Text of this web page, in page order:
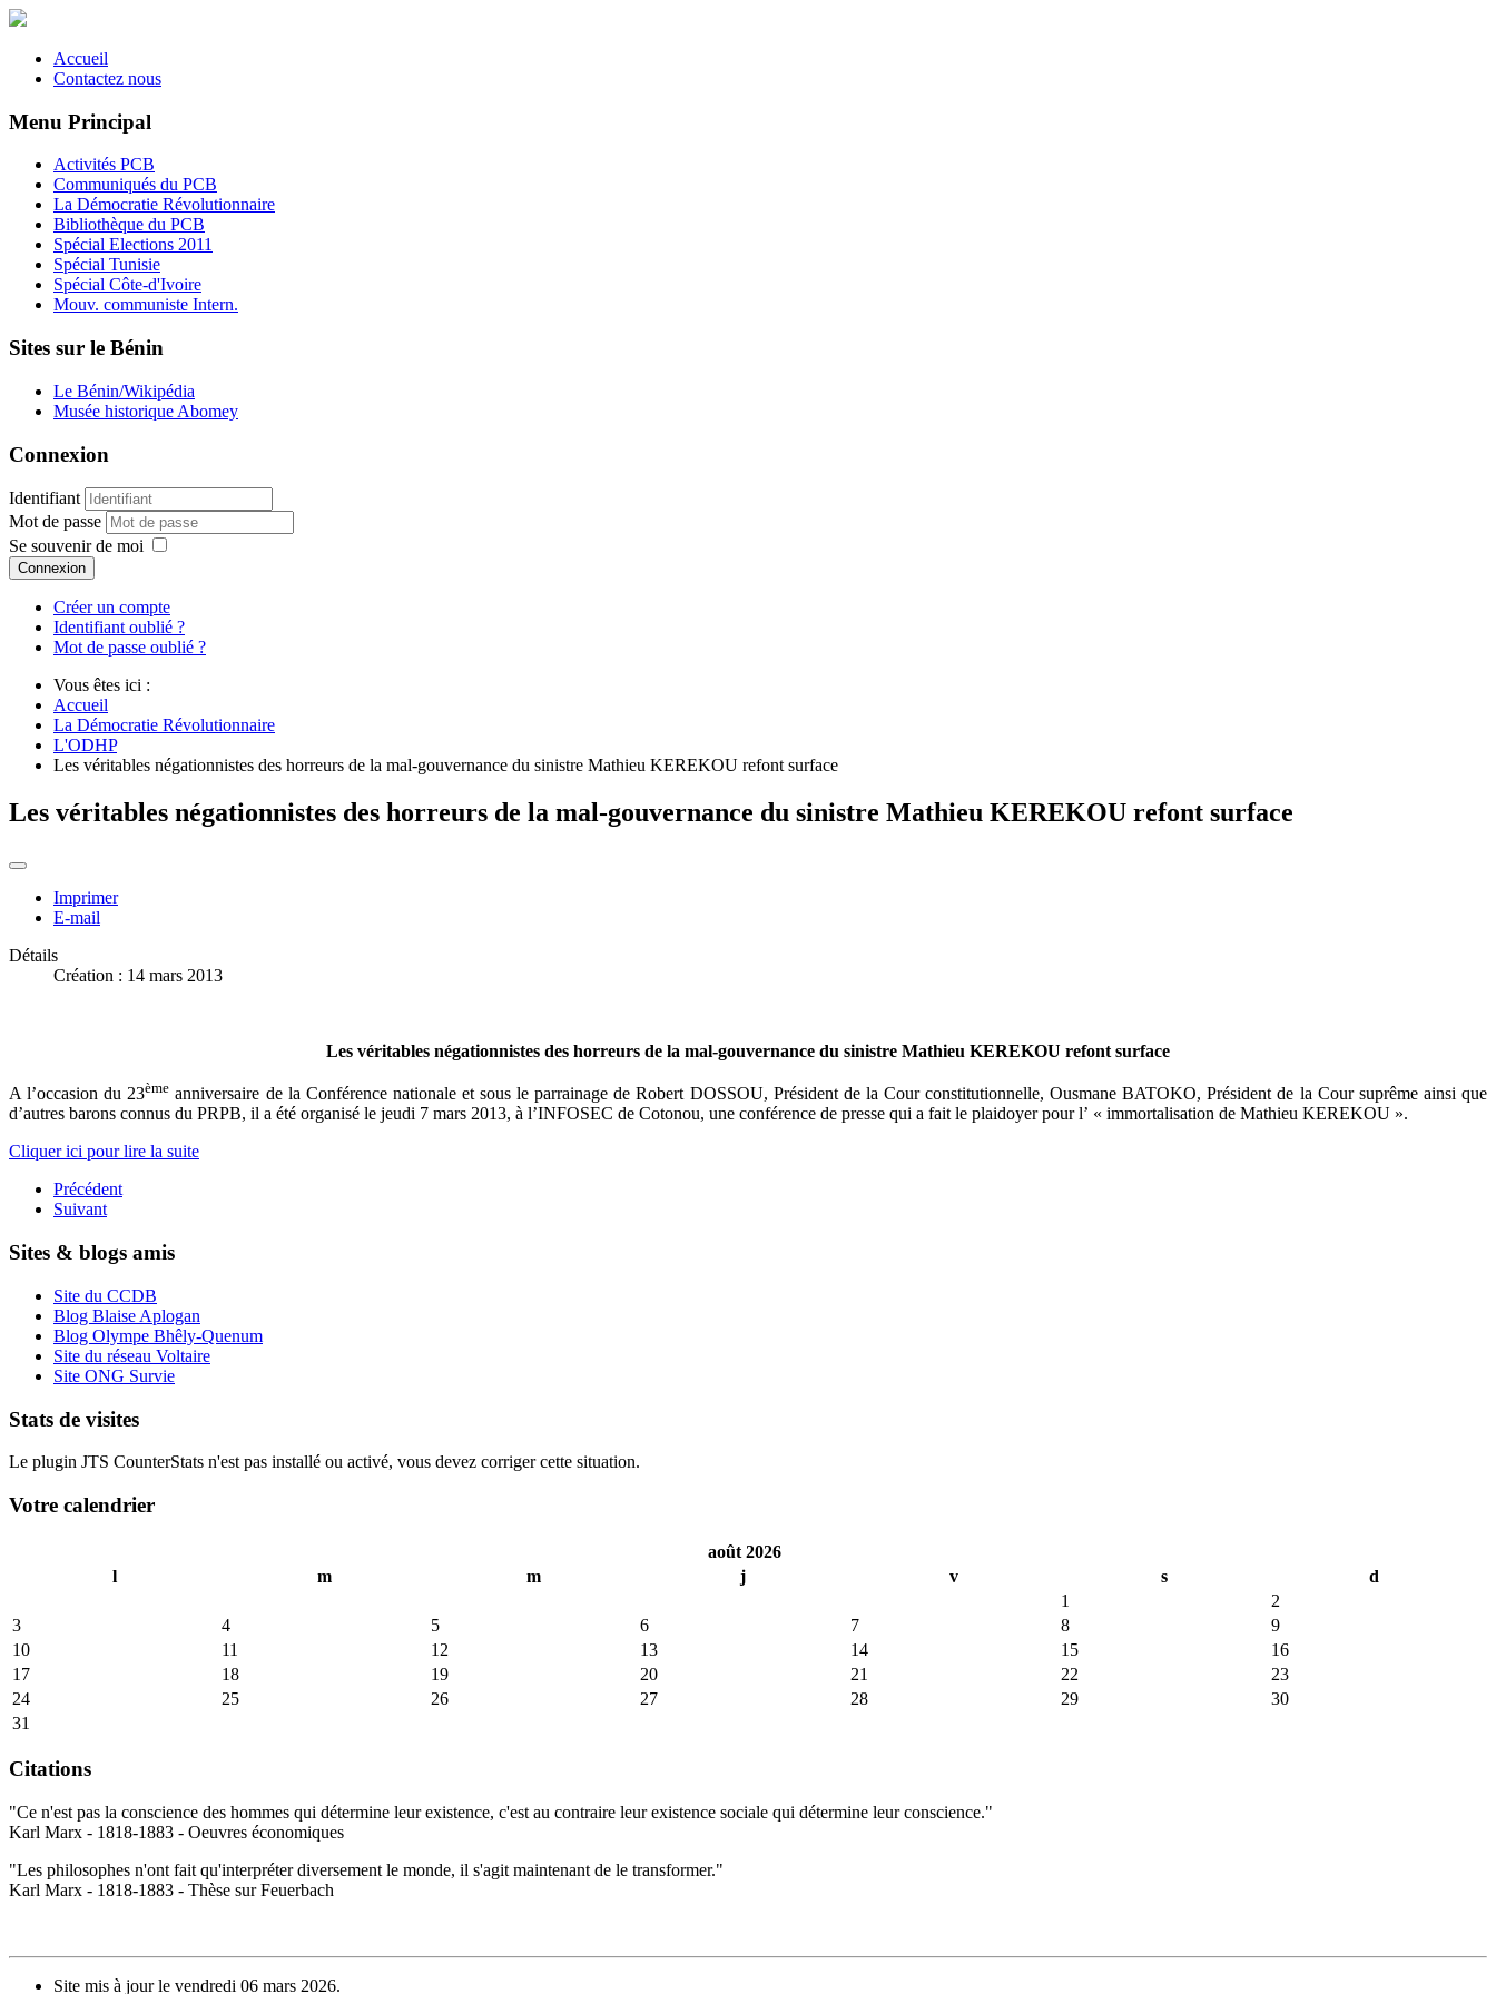
Accueil
Contactez nous
Menu Principal
Activités PCB
Communiqués du PCB
La Démocratie Révolutionnaire
Bibliothèque du PCB
Spécial Elections 2011
Spécial Tunisie
Spécial Côte-d'Ivoire
Mouv. communiste Intern.
Sites sur le Bénin
Le Bénin/Wikipédia
Musée historique Abomey
Connexion
Identifiant
Mot de passe
Se souvenir de moi
Connexion
Créer un compte
Identifiant oublié ?
Mot de passe oublié ?
Vous êtes ici :
Accueil
La Démocratie Révolutionnaire
L'ODHP
Les véritables négationnistes des horreurs de la mal-gouvernance du sinistre Mathieu KEREKOU refont surface
Les véritables négationnistes des horreurs de la mal-gouvernance du sinistre Mathieu KEREKOU refont surface
Imprimer
E-mail
Détails
Création : 14 mars 2013
Les véritables négationnistes des horreurs de la mal-gouvernance du sinistre Mathieu KEREKOU refont surface
A l’occasion du 23ème anniversaire de la Conférence nationale et sous le parrainage de Robert DOSSOU, Président de la Cour constitutionnelle, Ousmane BATOKO, Président de la Cour suprême ainsi que
d’autres barons connus du PRPB, il a été organisé le jeudi 7 mars 2013, à l’INFOSEC de Cotonou, une conférence de presse qui a fait le plaidoyer pour l’ « immortalisation de Mathieu KEREKOU ».
Cliquer ici pour lire la suite
Précédent
Suivant
Sites & blogs amis
Site du CCDB
Blog Blaise Aplogan
Blog Olympe Bhêly-Quenum
Site du réseau Voltaire
Site ONG Survie
Stats de visites
Le plugin JTS CounterStats n'est pas installé ou activé, vous devez corriger cette situation.
Votre calendrier
août 2026
l
m m j v s
d
1
2
3
4 5 6 7 8
9
10
11 12 13 14 15
16
17
18 19 20 21 22
23
24
25 26 27 28 29
30
31
Citations
"Ce n'est pas la conscience des hommes qui détermine leur existence, c'est au contraire leur existence sociale qui détermine leur conscience."
Karl Marx - 1818-1883 - Oeuvres économiques
"Les philosophes n'ont fait qu'interpréter diversement le monde, il s'agit maintenant de le transformer."
Karl Marx - 1818-1883 - Thèse sur Feuerbach
Site mis à jour le vendredi 06 mars 2026.